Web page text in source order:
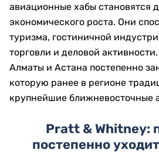
авиационные хабы становятся
экономического роста. Они
туризма, гостиничной
торговли и деловой
Алматы и Астана постепенно
которую ранее в регионе
крупнейшие ближневосточные
Pratt & Whitney:
постепенно